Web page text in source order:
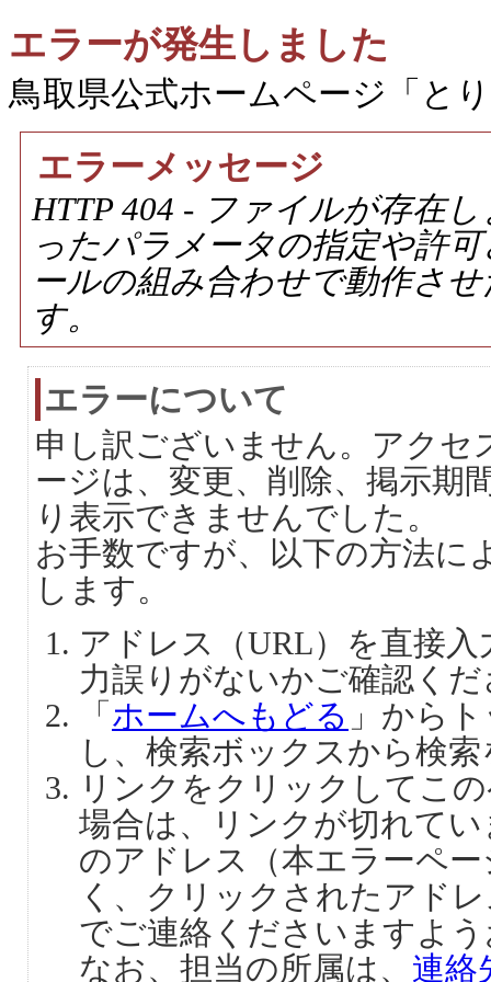
エラーが発生しました
鳥取県公式ホームページ「と
エラーメッセージ
HTTP 404 - ファイルが存在
ったパラメータの指定や許
ールの組み合わせで動作さ
す。
エラーについて
申し訳ございません。アクセ
ージは、変更、削除、掲示期
り表示できませんでした。
お手数ですが、以下の方法に
します。
アドレス（URL）を直接
力誤りがないかご確認く
「 ホームへもどる 」から
し、検索ボックスから検
リンクをクリックしてこ
場合は、リンクが切れて
のアドレス（本エラーペ
く、クリックされたアド
でご連絡くださいますよ
なお、担当の所属は、 連絡